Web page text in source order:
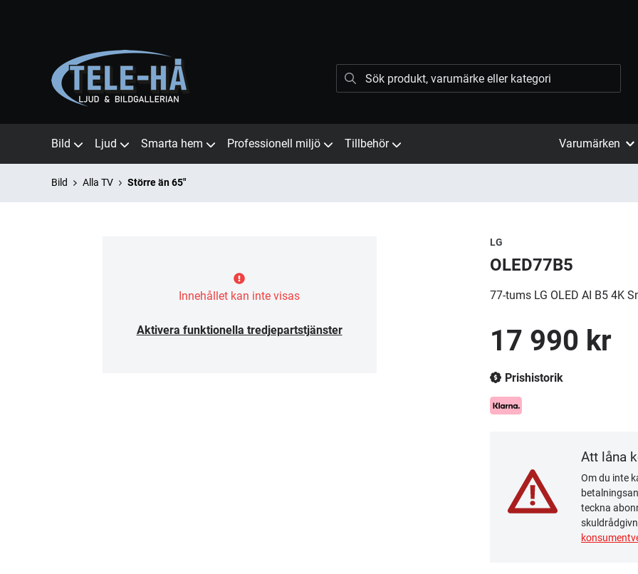
Bild Ljud Smarta hem Professionell miljö Tillbehör Varumärken
Bild Alla TV Större än 65"
Innehållet kan inte visas
Aktivera funktionella tredjepartstjänster
LG
OLED77B5
77-tums LG OLED AI B5 4K
17 990 kr
Prishistorik
Att låna
Om du inte
teckna